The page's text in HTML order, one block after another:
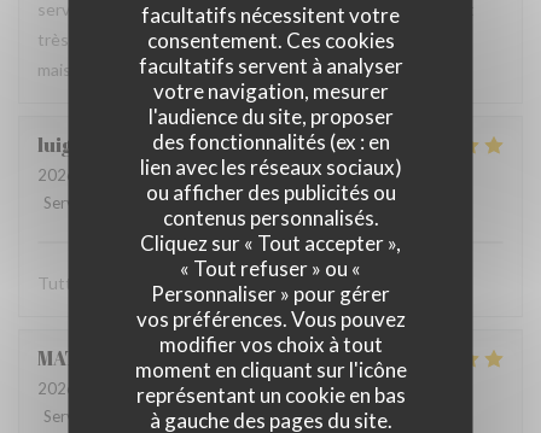
facultatifs nécessitent votre
consentement. Ces cookies
facultatifs servent à analyser
votre navigation, mesurer
l'audience du site, proposer
des fonctionnalités (ex : en
lien avec les réseaux sociaux)
ou afficher des publicités ou
contenus personnalisés.
Cliquez sur « Tout accepter »,
« Tout refuser » ou «
Personnaliser » pour gérer
vos préférences. Vous pouvez
modifier vos choix à tout
moment en cliquant sur l'icône
représentant un cookie en bas
à gauche des pages du site.
serveur très agréable, les plats sont bien servis et surtout
très bons. Mention spéciale pour la mousse au chocolat
maison !
luigi
2026-06-07
- 14:30 - Couverts 2
Service
Ambiance: 5/5 Cuisine: 5/5 Qualité / Prix
Tutto molto buono. Carbonade buonissima
MATHIEU
2026-06-07
- 19:00 - Couverts 2
Service
Ambiance: 5/5 Cuisine:5/5 Qualité / Prix